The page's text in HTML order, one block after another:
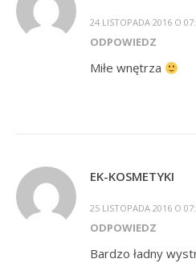
24 LISTOPADA 2016 O
ODPOWIEDZ
Miłe wnętrza
EK-KOSMETYKI
25 LISTOPADA 2016 O
ODPOWIEDZ
Bardzo ładny